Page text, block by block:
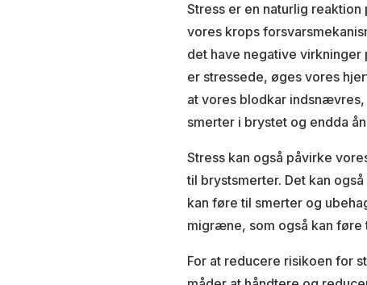
Stress er en naturlig
vores krops
det have negative
er stressede, øges vores
at vores blodkar
smerter i brystet og endda
Stress kan også påvirke
til brystsmerter. Det kan
kan føre til smerter og
migræne, som også kan føre
For at reducere risikoen for